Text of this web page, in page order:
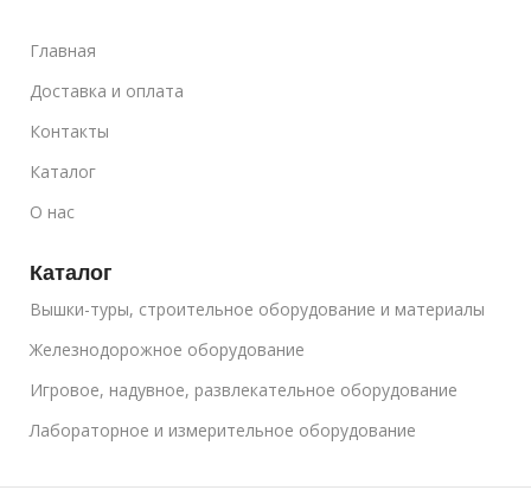
Главная
Доставка и оплата
Контакты
Каталог
О нас
Каталог
Вышки-туры, строительное оборудование и материалы
Железнодорожное оборудование
Игровое, надувное, развлекательное оборудование
Лабораторное и измерительное оборудование